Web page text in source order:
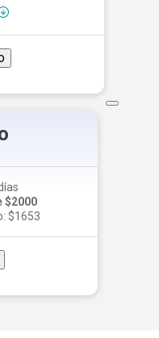
$2000​
$1653